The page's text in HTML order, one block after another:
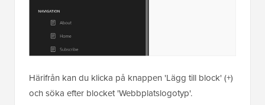
Härifrån kan du klicka på knappen 'Lägg till block' (+)
och söka efter blocket 'Webbplatslogotyp'.